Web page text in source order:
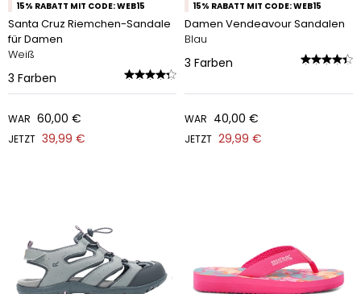
15% RABATT MIT CODE: WEB15
Santa Cruz Riemchen-Sandale
für Damen
Weiß
3 Farben
WAR 60,00 €
JETZT 39,99 €
15% RABATT MIT CODE: WEB15
Damen Vendeavour Sandalen
Blau
3 Farben
WAR 40,00 €
JETZT 29,99 €